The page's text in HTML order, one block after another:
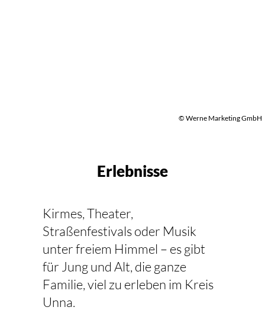
© Werne Marketing GmbH
Erlebnisse
Kirmes, Theater,
Straßenfestivals oder Musik
unter freiem Himmel – es gibt
für Jung und Alt, die ganze
Familie, viel zu erleben im Kreis
Unna.